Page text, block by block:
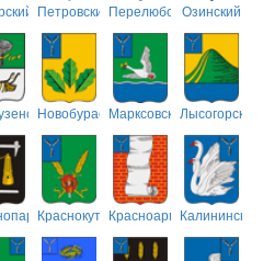
ПетровскийПерелюбскийОзинский
НовобурасскийМарксовскийЛысогорский
КраснокутскийКрасноармейский
Калининский